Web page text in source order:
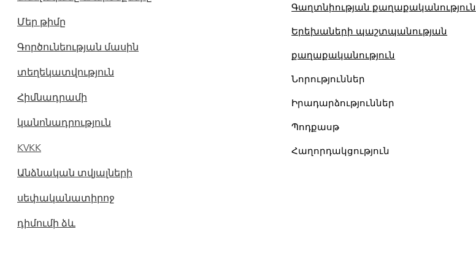
Մեր թիմը
Գործունեության մասին
տեղեկատվություն
Հիմնադրամի
կանոնադրություն
KVKK
Անձնական տվյալների
սեփականատիրոջ
դիմումի ձև
Գաղտնիության քաղաքականություն
Երեխաների պաշտպանության
քաղաքականություն
Նորություններ
Իրադարձություններ
Պոդքասթ
Հաղորդակցություն